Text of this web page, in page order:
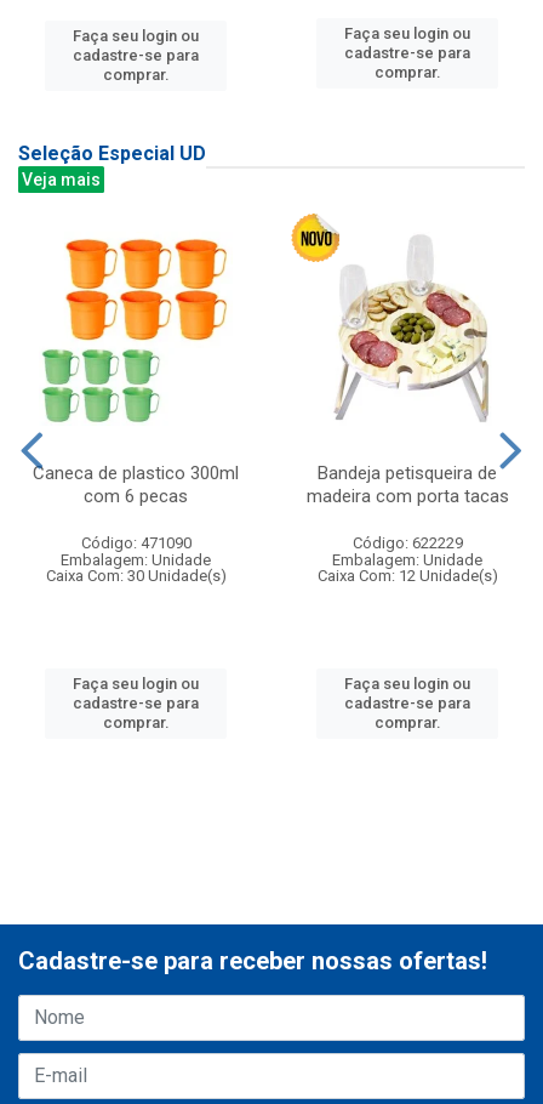
Faça seu login ou
cadastre-se para
comprar.
Faça seu login ou
cadastre-se para
comprar.
Seleção Especial UD
Veja mais
Caneca de plastico 300ml
com 6 pecas
Código: 471090
Embalagem: Unidade
Caixa Com: 30 Unidade(s)
Faça seu login ou
cadastre-se para
comprar.
Bandeja petisqueira de
madeira com porta tacas
Código: 622229
Embalagem: Unidade
Caixa Com: 12 Unidade(s)
Faça seu login ou
cadastre-se para
comprar.
Cadastre-se para receber nossas ofertas!